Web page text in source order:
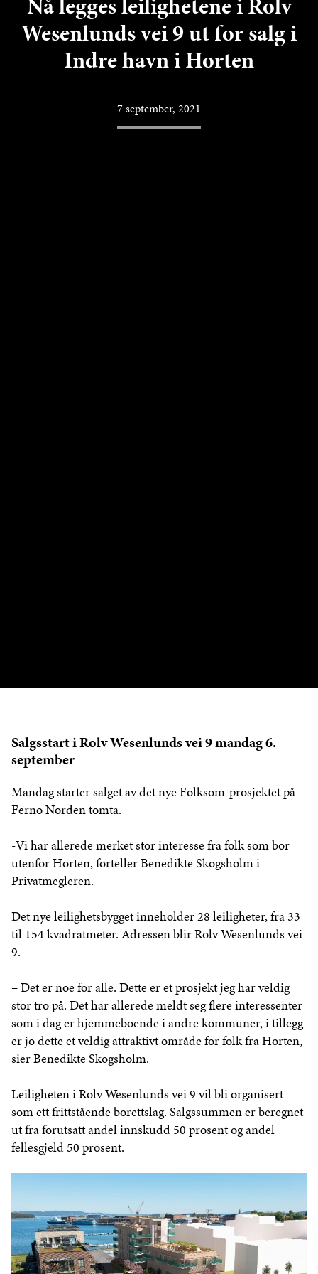
Wesenlunds vei 9 ut for salg i
Indre havn i Horten
7 september, 2021
Salgsstart i Rolv Wesenlunds vei 9 mandag 6.
september
Mandag starter salget av det nye Folksom-prosjektet på
Ferno Norden tomta.
-Vi har allerede merket stor interesse fra folk som bor
utenfor Horten, forteller Benedikte Skogsholm i
Privatmegleren.
Det nye leilighetsbygget inneholder 28 leiligheter, fra 33
til 154 kvadratmeter. Adressen blir Rolv Wesenlunds vei
9.
– Det er noe for alle. Dette er et prosjekt jeg har veldig
stor tro på. Det har allerede meldt seg flere interessenter
som i dag er hjemmeboende i andre kommuner, i tillegg
er jo dette et veldig attraktivt område for folk fra Horten,
sier Benedikte Skogsholm.
Leiligheten i Rolv Wesenlunds vei 9 vil bli organisert
som ett frittstående borettslag. Salgssummen er beregnet
ut fra forutsatt andel innskudd 50 prosent og andel
fellesgjeld 50 prosent.